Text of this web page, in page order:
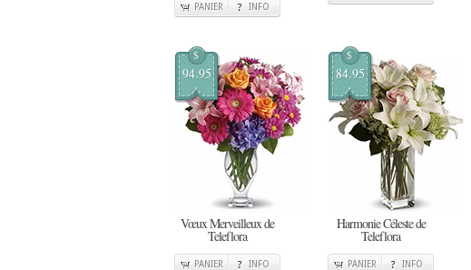
PANIER INFO
$
94.95
Vœux Merveilleux de
Teleflora
PANIER INFO
$
84.95
Harmonie Céleste de
Teleflora
PANIER INFO